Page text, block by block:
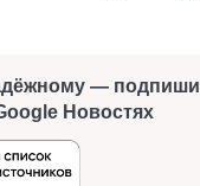
—
Новостях